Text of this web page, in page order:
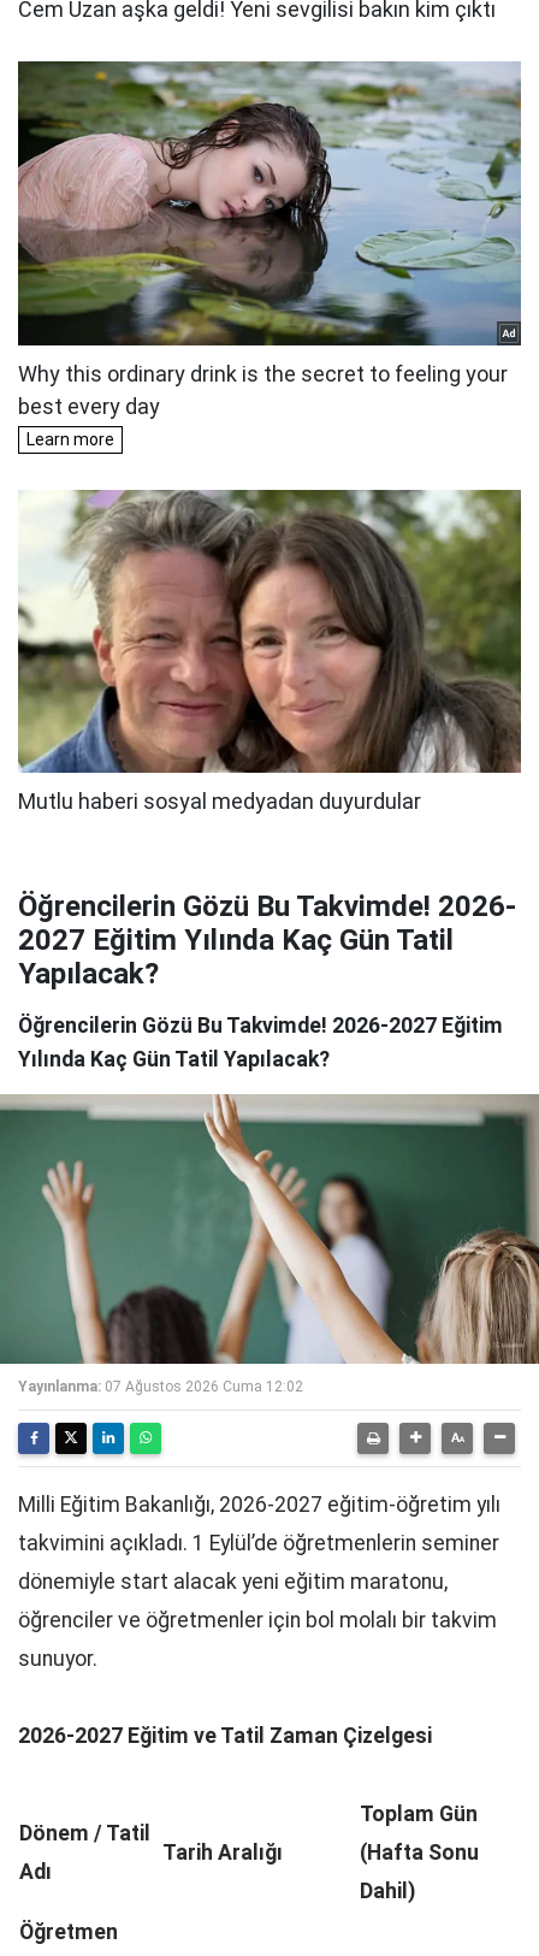
Öğrencilerin Gözü Bu Takvimde! 2026-
2027 Eğitim Yılında Kaç Gün Tatil
Yapılacak?
Öğrencilerin Gözü Bu Takvimde! 2026-2027 Eğitim
Yılında Kaç Gün Tatil Yapılacak?
Yayınlanma: 07 Ağustos 2026 Cuma 12:02
Milli Eğitim Bakanlığı, 2026-2027 eğitim-öğretim yılı
takvimini açıkladı. 1 Eylül’de öğretmenlerin seminer
dönemiyle start alacak yeni eğitim maratonu,
öğrenciler ve öğretmenler için bol molalı bir takvim
sunuyor.
2026-2027 Eğitim ve Tatil Zaman Çizelgesi
Dönem / Tatil
Adı
Tarih Aralığı
Toplam Gün
(Hafta Sonu
Dahil)
Öğretmen